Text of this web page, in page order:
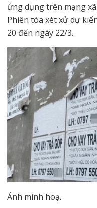
ứng dụng trên mạng
Phiên tòa xét xử dự
20 đến ngày 22/3.
Ảnh minh hoạ.